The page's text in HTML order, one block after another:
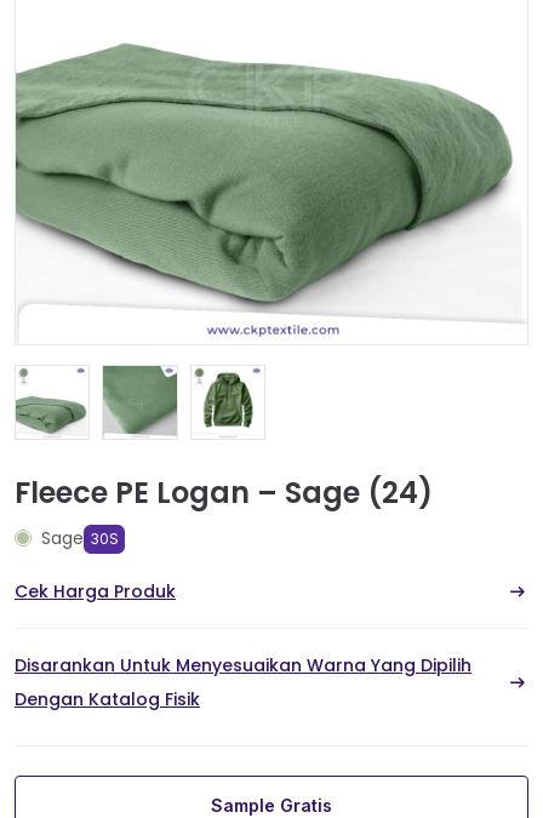
Fleece PE Logan – Sage (24)
Sage 30S
Cek Harga Produk
Disarankan Untuk Menyesuaikan Warna Yang Dipilih
Dengan Katalog Fisik
Sample Gratis